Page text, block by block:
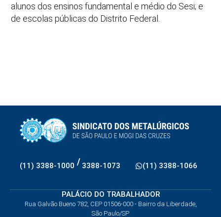
alunos dos ensinos fundamental e médio do Sesi; e
de escolas públicas do Distrito Federal.
(11) 3388-1000 / 3388-1073 (11) 3388-1066
PALÁCIO DO TRABALHADOR
Rua Galvão Bueno 782, CEP 01506-000 - Bairro da Liberdade,
São Paulo/SP